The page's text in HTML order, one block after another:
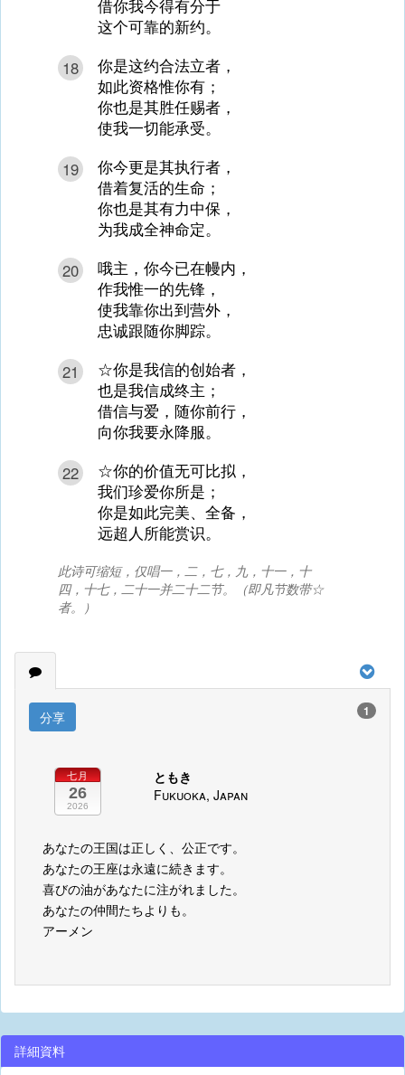
借你我今得有分于
这个可靠的新约。
18
你是这约合法立者，
如此资格惟你有；
你也是其胜任赐者，
使我一切能承受。
19
你今更是其执行者，
借着复活的生命；
你也是其有力中保，
为我成全神命定。
20
哦主，你今已在幔内，
作我惟一的先锋，
使我靠你出到营外，
忠诚跟随你脚踪。
21
☆你是我信的创始者，
也是我信成终主；
借信与爱，随你前行，
向你我要永降服。
22
☆你的价值无可比拟，
我们珍爱你所是；
你是如此完美、全备，
远超人所能赏识。
此诗可缩短，仅唱一，二，七，九，十一，十
四，十七，二十一并二十二节。（即凡节数带☆
者。）
分享 1
七月
26
2026
ともき
Fukuoka, Japan
あなたの王国は正しく、公正です。
あなたの王座は永遠に続きます。
喜びの油があなたに注がれました。
あなたの仲間たちよりも。
アーメン
詳細資料